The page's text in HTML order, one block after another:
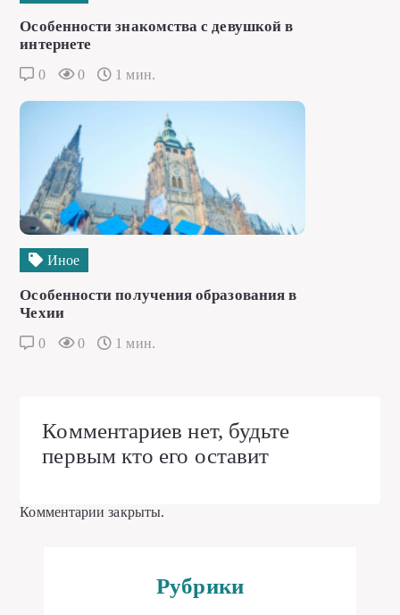
Особенности знакомства с девушкой в
интернете
0 0 1 мин.
Иное
Особенности получения образования в
Чехии
0 0 1 мин.
Комментариев нет, будьте
первым кто его оставит
Комментарии закрыты.
Рубрики